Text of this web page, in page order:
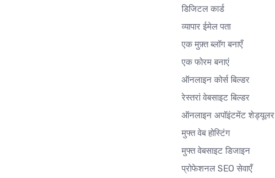
डिजिटल कार्ड
व्यापार ईमेल पता
एक मुफ़्त ब्लॉग बनाएँ
एक फोरम बनाएं
ऑनलाइन कोर्स बिल्डर
रेस्तरां वेबसाइट बिल्डर
ऑनलाइन अपॉइंटमेंट शेड्यूलर
मुफ्त वेब होस्टिंग
मुफ्त वेबसाइट डिजाइन
प्रोफेशनल SEO सेवाएँ